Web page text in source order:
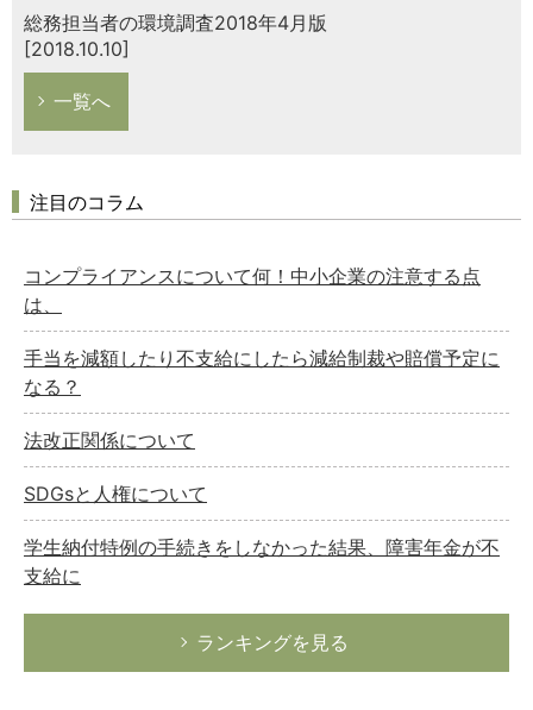
総務担当者の環境調査2018年4月版
[2018.10.10]
一覧へ
注目のコラム
コンプライアンスについて何！中小企業の注意する点
は、
手当を減額したり不支給にしたら減給制裁や賠償予定に
なる？
法改正関係について
SDGsと人権について
学生納付特例の手続きをしなかった結果、障害年金が不
支給に
ランキングを見る